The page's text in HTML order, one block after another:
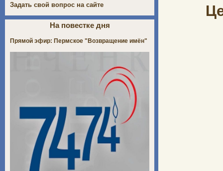
Задать свой вопрос на сайте
На повестке дня
Прямой эфир: Пермское "Возвращение имён"